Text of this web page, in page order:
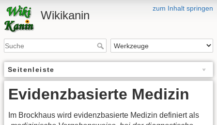
zum Inhalt springen
Wikikanin
Seitenleiste
Evidenzbasierte Medizin
Im Brockhaus wird evidenzbasierte Medizin definiert als